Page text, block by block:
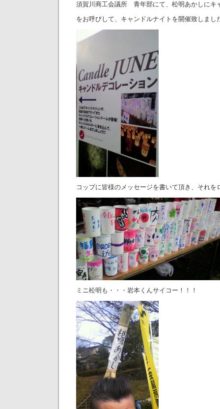
須賀川商工会議所 青年部にて、松明あかしに
をお呼びして、キャンドルナイトを開催致しまし
コップに皆様のメッセージを書いて頂き、それを
ミニ松明も・・・岩本くんサイコー！！！